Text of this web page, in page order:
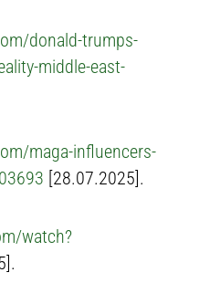
donald-trumps-
middle-east-
maga-influencers-
[28.07.2025].
watch?